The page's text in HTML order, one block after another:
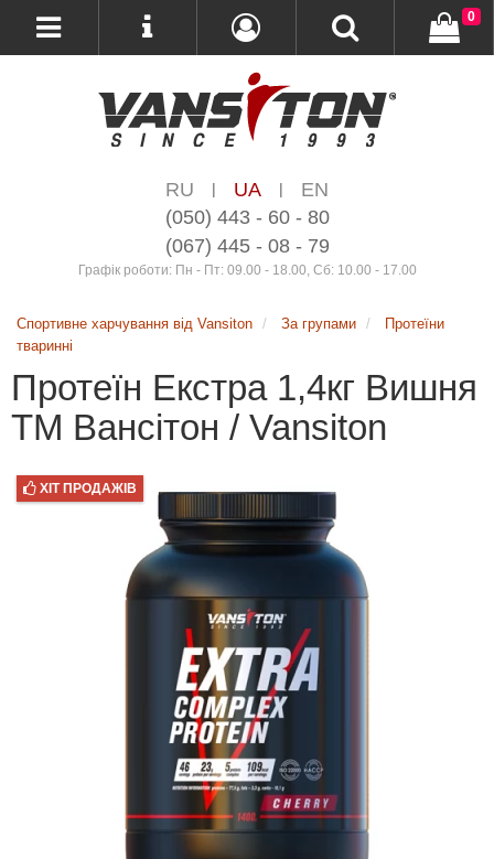
RU | UA |
EN
(050) 443 - 60 - 80
(067) 445 - 08 - 79
Графік роботи: Пн - Пт: 09.00 - 18.00, Сб: 10.00 - 17.00
0
Спортивне харчування від Vansiton За групами
Протеїни
тваринні
Протеїн Екстра 1,4кг Вишня
ТМ Вансітон / Vansiton
ХІТ ПРОДАЖІВ